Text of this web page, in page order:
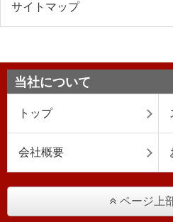
サイトマップ
当社について
トップ
会社概要
ページ上